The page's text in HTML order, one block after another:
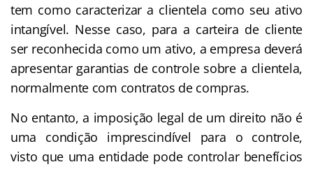
tem como caracterizar a clientela como seu ativo
intangível. Nesse caso, para a carteira de cliente
ser reconhecida como um ativo, a empresa deverá
apresentar garantias de controle sobre a clientela,
normalmente com contratos de compras.
No entanto, a imposição legal de um direito não é
uma condição imprescindível para o controle,
visto que uma entidade pode controlar benefícios